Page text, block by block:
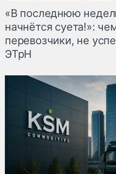
«В последнюю
начнётся суета!»:
перевозчики, не
ЭТрН